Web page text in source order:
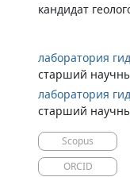
кандидат
лаборатория
старший
лаборатория
старший
Scopus
ORCID